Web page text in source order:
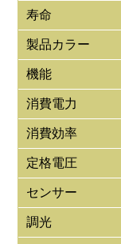
寿命
製品カラー
機能
消費電力
消費効率
定格電圧
センサー
調光